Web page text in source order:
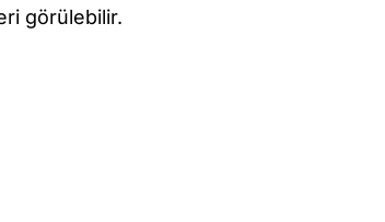
görülebilir.